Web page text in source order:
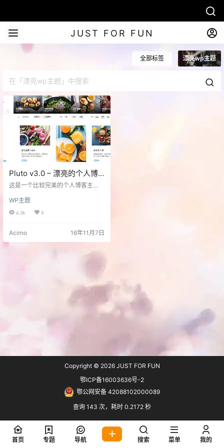
JUST FOR FUN
全部标签 漂亮wp主题
Pluto v3.0 – 漂亮的个人博
客瀑布流图片WordPress主
这是一个比较完美的个人博客主
能，也有完善的广告位机制。 响应
式布局 完美兼容主流浏览器 支持视
标准，图像，视频，音频，引用，
链接或画廊 自定义背景 瀑布流布局
WP主题
6.2k 0
Acirno 16年11月7日
Copyright © 2026JUST FOR FUN
鄂ICP备16003636号-2
鄂公网安备 42088102000089
查询 143 次，耗时 0.2172 秒
首页 专题 导航 搜索 菜单 我的